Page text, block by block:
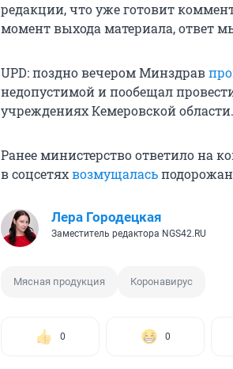
редакции, что уже готовит
момент выхода материала, ответ
UPD: поздно вечером Минздрав
недопустимой и пообещал
учреждениях Кемеровской области.
Ранее министерство ответило на
в соцсетяхвозмущалась
Лера Городецкая
Заместитель редактора NGS42.RU
Мясная продукция Коронавирус
0 0